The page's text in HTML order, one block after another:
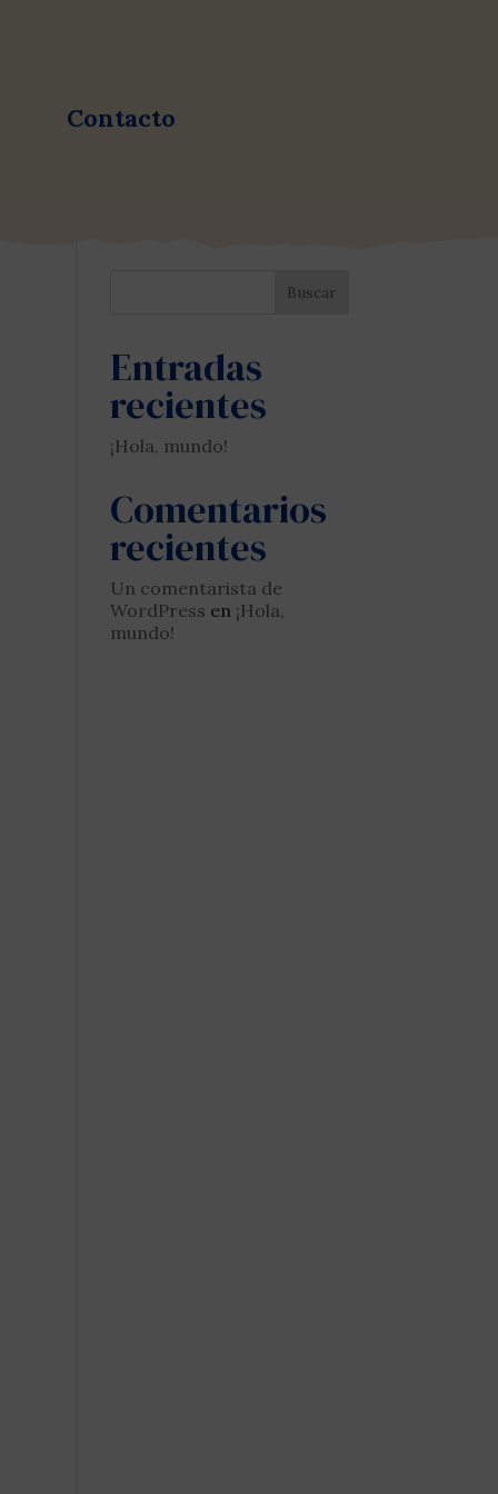
Contacto
Buscar
Entradas
recientes
¡Hola, mundo!
Comentarios
recientes
Un comentarista de
WordPress en ¡Hola,
mundo!